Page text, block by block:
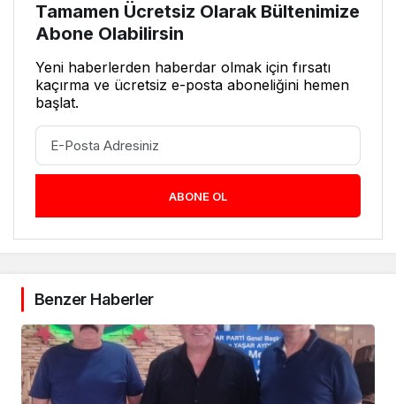
Tamamen Ücretsiz Olarak Bültenimize
Abone Olabilirsin
Yeni haberlerden haberdar olmak için fırsatı
kaçırma ve ücretsiz e-posta aboneliğini hemen
başlat.
ABONE OL
Benzer Haberler